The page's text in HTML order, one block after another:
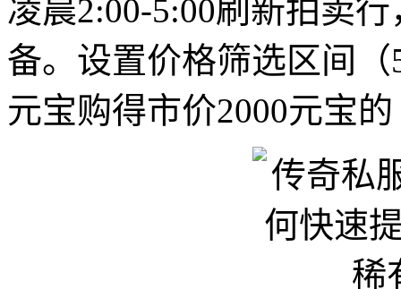
凌晨2:00-5:00刷新拍卖
备。设置价格筛选区间
元宝购得市价2000元宝